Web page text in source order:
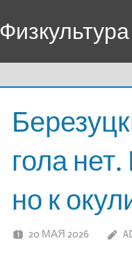
гола
но к
20 МАЯ 2026